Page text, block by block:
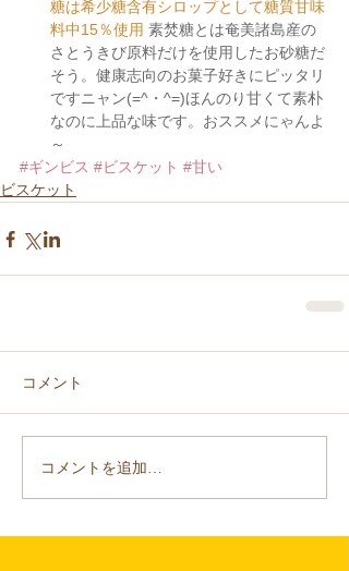
糖は希少糖含有シロップとして糖質甘味
料中15％使用 素焚糖とは奄美諸島産の
さとうきび原料だけを使用したお砂糖だ
そう。健康志向のお菓子好きにピッタリ
ですニャン(=^・^=)ほんのり甘くて素朴
なのに上品な味です。おススメにゃんよ
～
#ギンビス #ビスケット #甘い
ビスケット
コメント
コメントを追加…